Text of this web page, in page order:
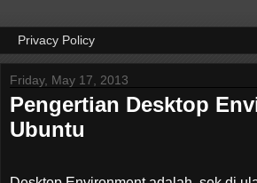
Friday, May 17, 2013
Pengertian Desktop
Ubuntu